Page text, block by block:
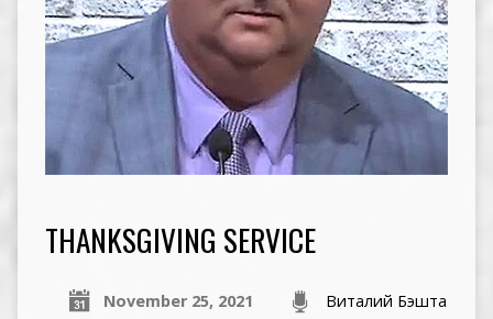
THANKSGIVING SERVICE
November 25, 2021 Виталий Бэшта